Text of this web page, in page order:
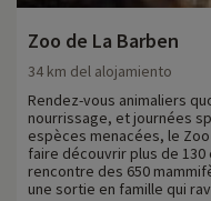
Zoo de La Barben
34 km del alojamiento
Rendez-vous animaliers
nourrissage, et journées
espèces menacées, le
faire découvrir plus de 130
rencontre des 650
une sortie en famille qui